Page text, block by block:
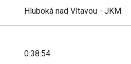
Hluboká nad Vltavou - JKM
0:38:54